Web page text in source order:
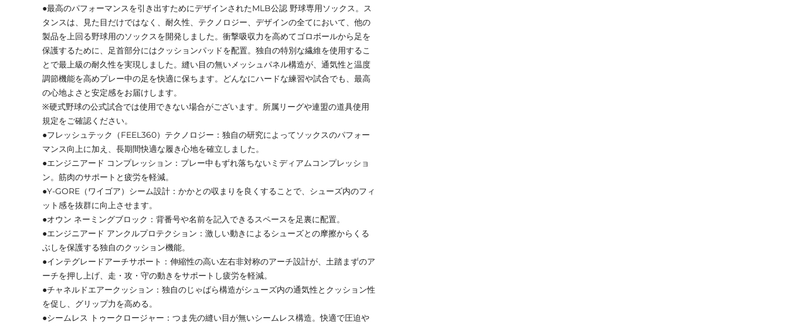
●最高のパフォーマンスを引き出すためにデザインされたMLB公認 野球専用ソックス。ス
タンスは、見た目だけではなく、耐久性、テクノロジー、デザインの全てにおいて、他の
製品を上回る野球用のソックスを開発しました。衝撃吸収力を高めてゴロボールから足を
保護するために、足首部分にはクッションパッドを配置。独自の特別な繊維を使用するこ
とで最上級の耐久性を実現しました。縫い目の無いメッシュパネル構造が、通気性と温度
調節機能を高めプレー中の足を快適に保ちます。どんなにハードな練習や試合でも、最高
の心地よさと安定感をお届けします。
※硬式野球の公式試合では使用できない場合がございます。所属リーグや連盟の道具使用
規定をご確認ください。
●フレッシュテック（FEEL360）テクノロジー：独自の研究によってソックスのパフォー
マンス向上に加え、長期間快適な履き心地を確立しました。
●エンジニアード コンプレッション：プレー中もずれ落ちないミディアムコンプレッショ
ン。筋肉のサポートと疲労を軽減。
●Y-GORE（ワイゴア）シーム設計：かかとの収まりを良くすることで、シューズ内のフィ
ット感を抜群に向上させます。
●オウン ネーミングブロック：背番号や名前を記入できるスペースを足裏に配置。
●エンジニアード アンクルプロテクション：激しい動きによるシューズとの摩擦からくる
ぶしを保護する独自のクッション機能。
●インテグレードアーチサポート：伸縮性の高い左右非対称のアーチ設計が、土踏まずのア
ーチを押し上げ、走・攻・守の動きをサポートし疲労を軽減。
●チャネルドエアークッション：独自のじゃばら構造がシューズ内の通気性とクッション性
を促し、グリップ力を高める。
●シームレス トゥークロージャー：つま先の縫い目が無いシームレス構造。快適で圧迫や